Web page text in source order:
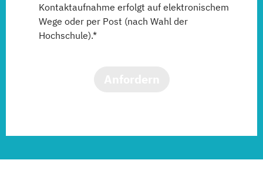
Kontaktaufnahme erfolgt auf elektronischem
Wege oder per Post (nach Wahl der
Hochschule).*